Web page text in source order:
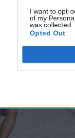
I want to opt-
of my
was collected.
Opted Out